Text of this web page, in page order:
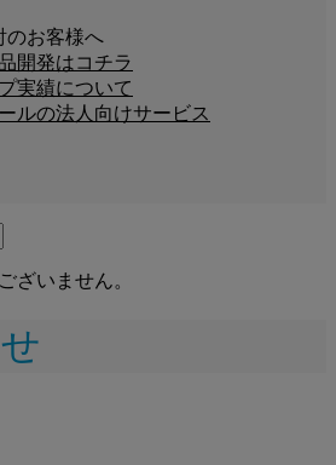
のお客様へ
開発はコチラ
実績について
ルの法人向けサービス
ざいません。